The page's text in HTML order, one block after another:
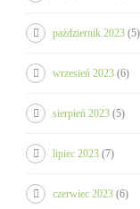
październik 2023 (5)
wrzesień 2023 (6)
sierpień 2023 (5)
lipiec 2023 (7)
czerwiec 2023 (6)